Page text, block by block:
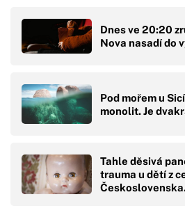
Dnes ve 20:20
Nova nasadí do
Pod mořem u
monolit. Je
Tahle děsivá
trauma u dětí z